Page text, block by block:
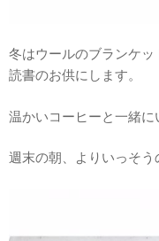
冬はウールのブランケ
読書のお供にします。
温かいコーヒーと一緒に
週末の朝、よりいっそう